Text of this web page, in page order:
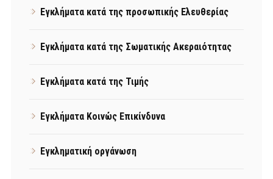
Εγκλήματα κατά της προσωπικής Ελευθερίας
Εγκλήματα κατά της Σωματικής Ακεραιότητας
Εγκλήματα κατά της Τιμής
Εγκλήματα Κοινώς Επικίνδυνα
Εγκληματική οργάνωση